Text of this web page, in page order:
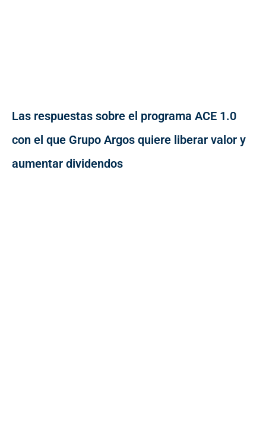
Las respuestas sobre el programa ACE 1.0
con el que Grupo Argos quiere liberar valor y
aumentar dividendos